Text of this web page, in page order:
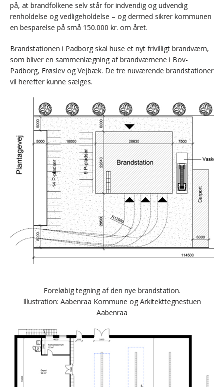
på, at brandfolkene selv står for indvendig og udvendig
renholdelse og vedligeholdelse – og dermed sikrer kommunen
en besparelse på små 150.000 kr. om året.
Brandstationen i Padborg skal huse et nyt frivilligt brandværn,
som bliver en sammenlægning af brandværnene i Bov-
Padborg, Frøslev og Vejbæk. De tre nuværende brandstationer
vil herefter kunne sælges.
Foreløbig tegning af den nye brandstation.
Illustration: Aabenraa Kommune og Arkitekttegnestuen
Aabenraa